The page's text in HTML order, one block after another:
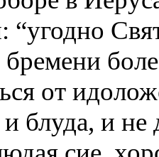
“угодно
бремени
от
блуда, и не